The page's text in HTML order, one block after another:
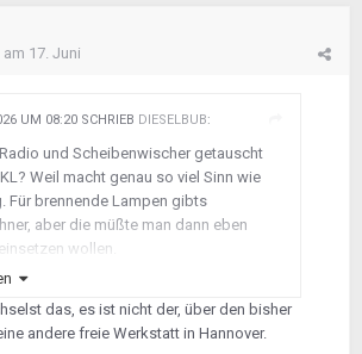
am 17. Juni
UM 08:20 SCHRIEB DIESELBUB:
und Scheibenwischer getauscht
Weil macht genau so viel Sinn wie
Für brennende Lampen gibts
aber die müßte man dann eben
wollen.
darfst Du den Motorschaden sicherlich
der Arbeit anheften. Wenn ichs nicht
das, es ist nicht der, über den bisher
andere freie Werkstatt in Hannover.